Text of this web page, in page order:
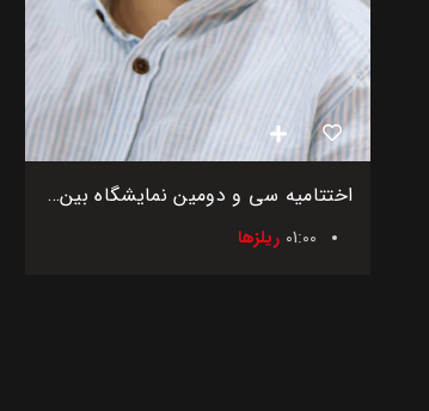
اختتامیه سی و دومین نمایشگاه بین‌المللی اگروفود ایران
01:00 ریلزها